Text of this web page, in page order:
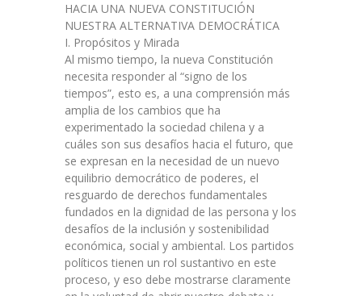
HACIA UNA NUEVA CONSTITUCIÓN
NUESTRA ALTERNATIVA DEMOCRÁTICA
I. Propósitos y Mirada
Al mismo tiempo, la nueva Constitución
necesita responder al “signo de los
tiempos”, esto es, a una comprensión más
amplia de los cambios que ha
experimentado la sociedad chilena y a
cuáles son sus desafíos hacia el futuro, que
se expresan en la necesidad de un nuevo
equilibrio democrático de poderes, el
resguardo de derechos fundamentales
fundados en la dignidad de las persona y los
desafíos de la inclusión y sostenibilidad
económica, social y ambiental. Los partidos
políticos tienen un rol sustantivo en este
proceso, y eso debe mostrarse claramente